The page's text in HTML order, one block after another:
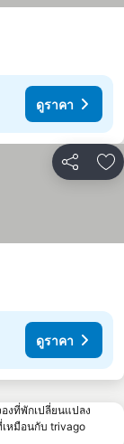
ดูราคา
แชร์ เ
ดูราคา
งที่พักเปลี่ยนแปลง
หมือนกับ trivago